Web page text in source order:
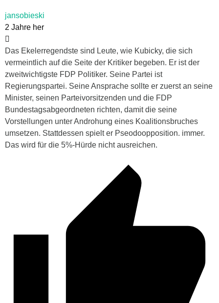
jansobieski
2 Jahre her
Das Ekelerregendste sind Leute, wie Kubicky, die sich
vermeintlich auf die Seite der Kritiker begeben. Er ist der
zweitwichtigste FDP Politiker. Seine Partei ist
Regierungspartei. Seine Ansprache sollte er zuerst an seine
Minister, seinen Parteivorsitzenden und die FDP
Bundestagsabgeordneten richten, damit die seine
Vorstellungen unter Androhung eines Koalitionsbruches
umsetzen. Stattdessen spielt er Pseodoopposition. immer.
Das wird für die 5%-Hürde nicht ausreichen.